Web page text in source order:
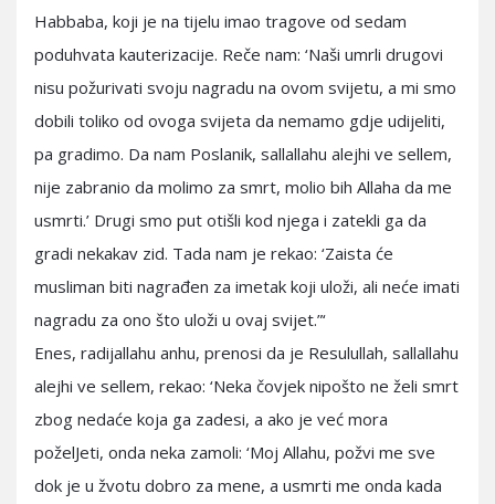
Habbaba, koji je na tijelu imao tragove od sedam
poduhvata kauterizacije. Reče nam: ‘Naši umrli drugovi
nisu požurivati svoju nagradu na ovom svijetu, a mi smo
dobili toliko od ovoga svijeta da nemamo gdje udijeliti,
pa gradimo. Da nam Poslanik, sallallahu alejhi ve sellem,
nije zabranio da molimo za smrt, molio bih Allaha da me
usmrti.’ Drugi smo put otišli kod njega i zatekli ga da
gradi nekakav zid. Tada nam je rekao: ‘Zaista će
musliman biti nagrađen za imetak koji uloži, ali neće imati
nagradu za ono što uloži u ovaj svijet.”‘
Enes, radijallahu anhu, prenosi da je Resulullah, sallallahu
alejhi ve sellem, rekao: ‘Neka čovjek nipošto ne želi smrt
zbog nedaće koja ga zadesi, a ako je već mora
poželJeti, onda neka zamoli: ‘Moj Allahu, požvi me sve
dok je u žvotu dobro za mene, a usmrti me onda kada